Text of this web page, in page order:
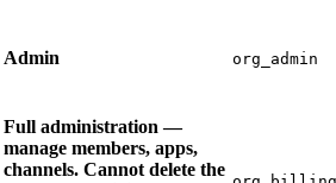
Admin org_admin
Full administration —
manage members, apps,
channels. Cannot delete the